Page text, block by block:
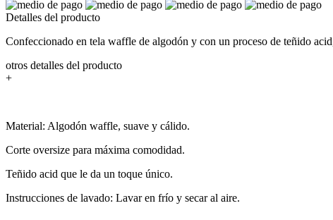
Detalles del producto
Confeccionado en tela waffle de algodón y con un proceso de teñido
otros detalles del producto
+
Material: Algodón waffle, suave y cálido.
Corte oversize para máxima comodidad.
Teñido acid que le da un toque único.
Instrucciones de lavado: Lavar en frío y secar al aire.